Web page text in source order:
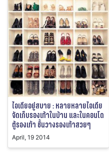
ไอเดียอยู่สบาย : หลายหลายไอเดีย
จัดเก็บรองเท้าในบ้าน และในคอนโด
ตู้รองเท้า ชั้นวางรองเท้าสวยๆ
April, 19 2014